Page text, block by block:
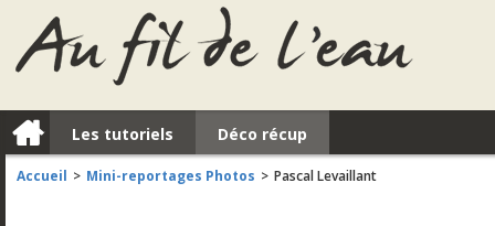
a Les tutoriels Déco récup
Accueil > Mini-reportages Photos > Pascal Levaillant